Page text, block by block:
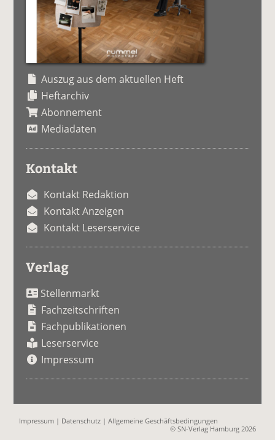
Auszug aus dem aktuellen Heft
Heftarchiv
Abonnement
Mediadaten
Kontakt
Kontakt Redaktion
Kontakt Anzeigen
Kontakt Leserservice
Verlag
Stellenmarkt
Fachzeitschriften
Fachpublikationen
Leserservice
Impressum
Impressum | Datenschutz |Allgemeine Geschäftsbedingungen
© SN-Verlag Hamburg 2026